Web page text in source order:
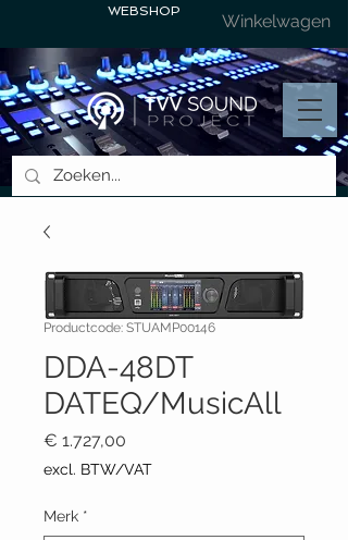
WEBSHOP Winkelwagen
Productcode: STUAMP00146
DDA-48DT
DATEQ/MusicAll
€ 1.727,00
excl. BTW/VAT
Merk *